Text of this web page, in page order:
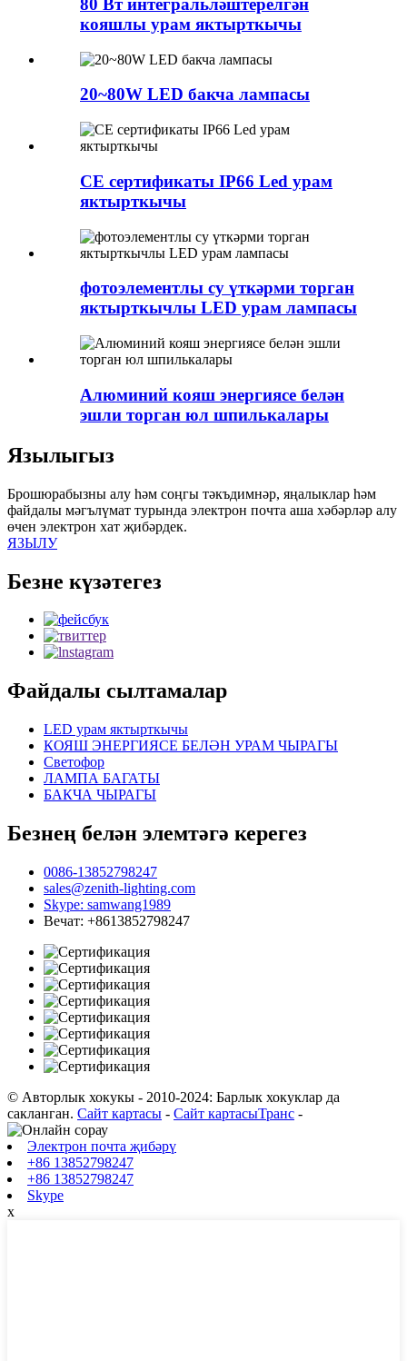
80 Вт интегральләштерелгән
кояшлы урам яктырткычы
20~80W LED бакча лампасы
CE сертификаты IP66 Led урам
яктырткычы
фотоэлементлы су үткәрми торган
яктырткычлы LED урам лампасы
Алюминий кояш энергиясе белән
эшли торган юл шпилькалары
Язылыгыз
Брошюрабызны алу һәм соңгы тәкъдимнәр, яңалыклар һәм
файдалы мәгълүмат турында электрон почта аша хәбәрләр алу
өчен электрон хат җибәрдек.
ЯЗЫЛУ
Безне күзәтегез
Файдалы сылтамалар
LED урам яктырткычы
КОЯШ ЭНЕРГИЯСЕ БЕЛӘН УРАМ ЧЫРАГЫ
Светофор
ЛАМПА БАГАТЫ
БАКЧА ЧЫРАГЫ
Безнең белән элемтәгә керегез
0086-13852798247
sales@zenith-lighting.com
Skype: samwang1989
Вечат: +8613852798247
© Авторлык хокукы - 2010-2024: Барлык хокуклар да
сакланган. Сайт картасы - Сайт картасыТранс -
Электрон почта җибәрү
+86 13852798247
+86 13852798247
Skype
х